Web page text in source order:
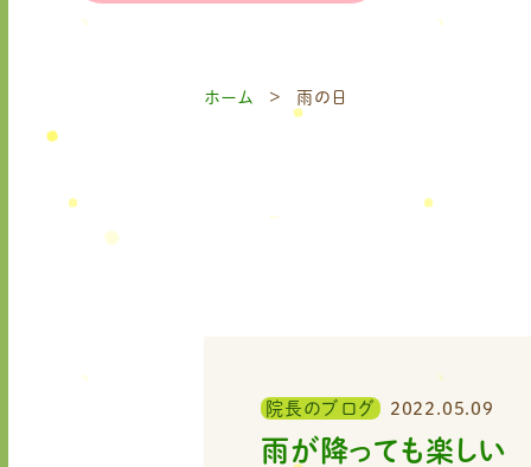
ホーム 雨の日
院長のブログ 2022.05.09
雨が降っても楽しい